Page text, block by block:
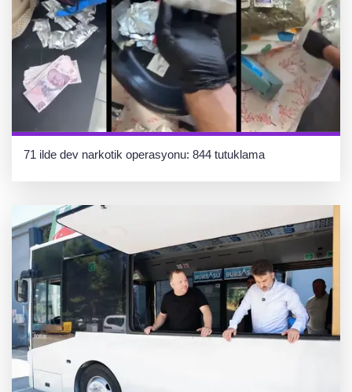
71 ilde dev narkotik operasyonu: 844 tutuklama